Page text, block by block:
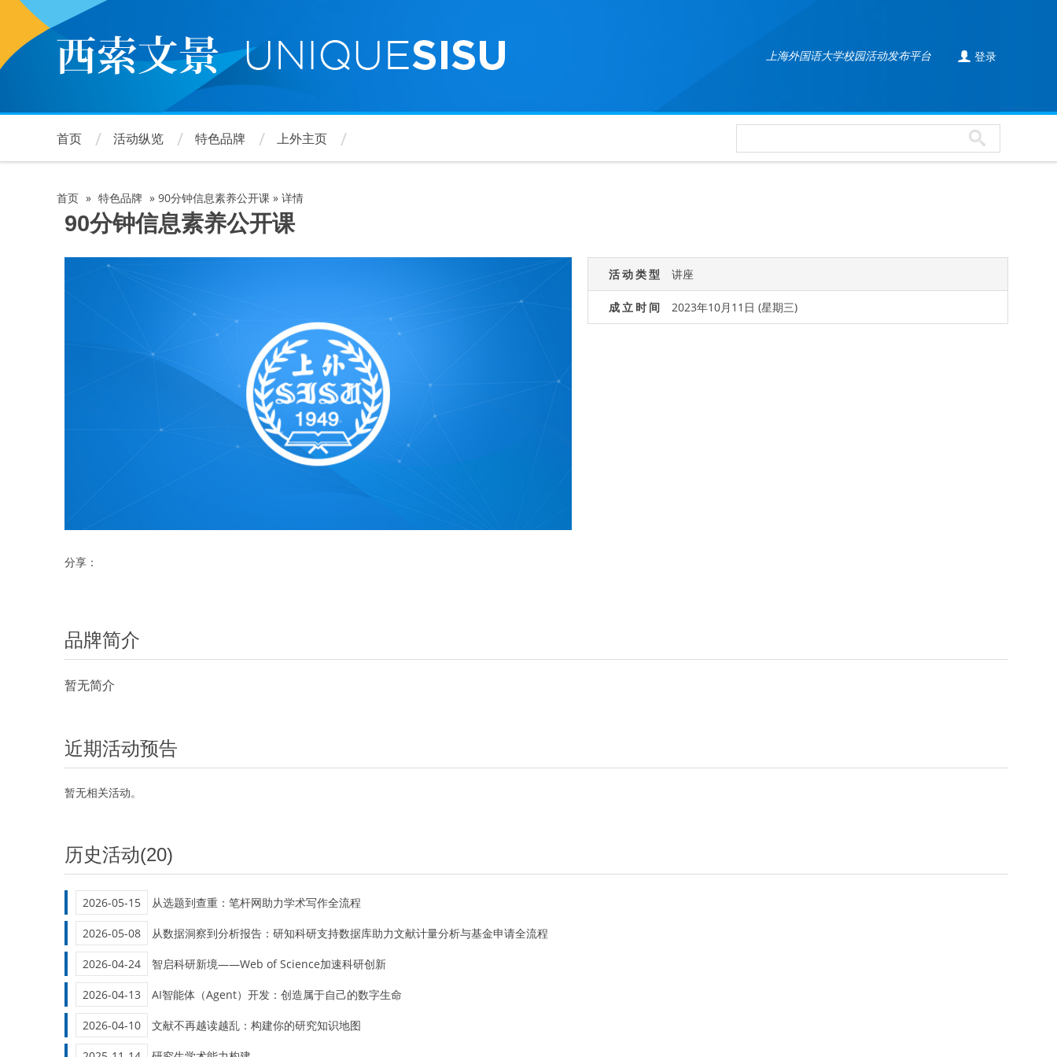
主
要
上海外国语大学校园活动发布平台  登录
首页 活动纵览 特色品牌 上外主页
面
首页 » 特色品牌 » 90分钟信息素养公开课 » 详情
90分钟信息素养公开课
分享：
活动类型 讲座
成立时间 2023年10月11日 (星期三)
品牌简介
暂无简介
近期活动预告
暂无相关活动。
历史活动(20)
2026-05-15 从选题到查重：笔杆网助力学术写作全流程
2026-05-08 从数据洞察到分析报告：研知科研支持数据库助力文献计量分析与基金申请全流程
2026-04-24 智启科研新境——Web of Science加速科研创新
2026-04-13 AI智能体（Agent）开发：创造属于自己的数字生命
2026-04-10 文献不再越读越乱：构建你的研究知识地图